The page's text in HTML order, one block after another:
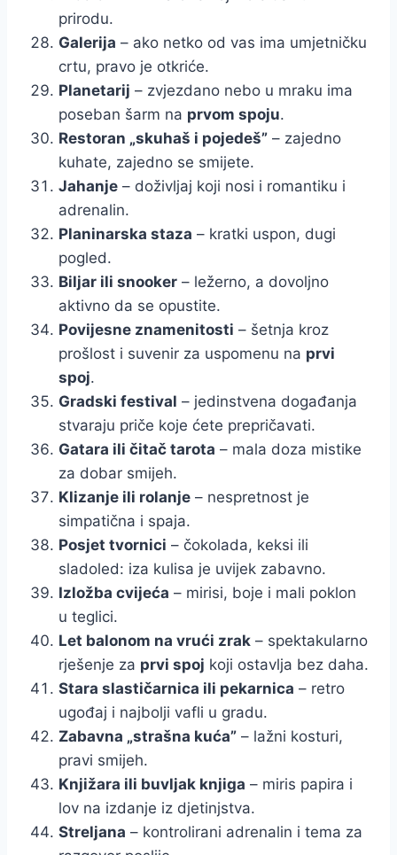
prirodu.
Galerija – ako netko od vas ima umjetničku
crtu, pravo je otkriće.
Planetarij – zvjezdano nebo u mraku ima
poseban šarm na prvom spoju.
Restoran „skuhaš i pojedeš” – zajedno
kuhate, zajedno se smijete.
Jahanje – doživljaj koji nosi i romantiku i
adrenalin.
Planinarska staza – kratki uspon, dugi
pogled.
Biljar ili snooker – ležerno, a dovoljno
aktivno da se opustite.
Povijesne znamenitosti – šetnja kroz
prošlost i suvenir za uspomenu na prvi
spoj.
Gradski festival – jedinstvena događanja
stvaraju priče koje ćete prepričavati.
Gatara ili čitač tarota – mala doza mistike
za dobar smijeh.
Klizanje ili rolanje – nespretnost je
simpatična i spaja.
Posjet tvornici – čokolada, keksi ili
sladoled: iza kulisa je uvijek zabavno.
Izložba cvijeća – mirisi, boje i mali poklon
u teglici.
Let balonom na vrući zrak – spektakularno
rješenje za prvi spoj koji ostavlja bez daha.
Stara slastičarnica ili pekarnica – retro
ugođaj i najbolji vafli u gradu.
Zabavna „strašna kuća” – lažni kosturi,
pravi smijeh.
Knjižara ili buvljak knjiga – miris papira i
lov na izdanje iz djetinjstva.
Streljana – kontrolirani adrenalin i tema za